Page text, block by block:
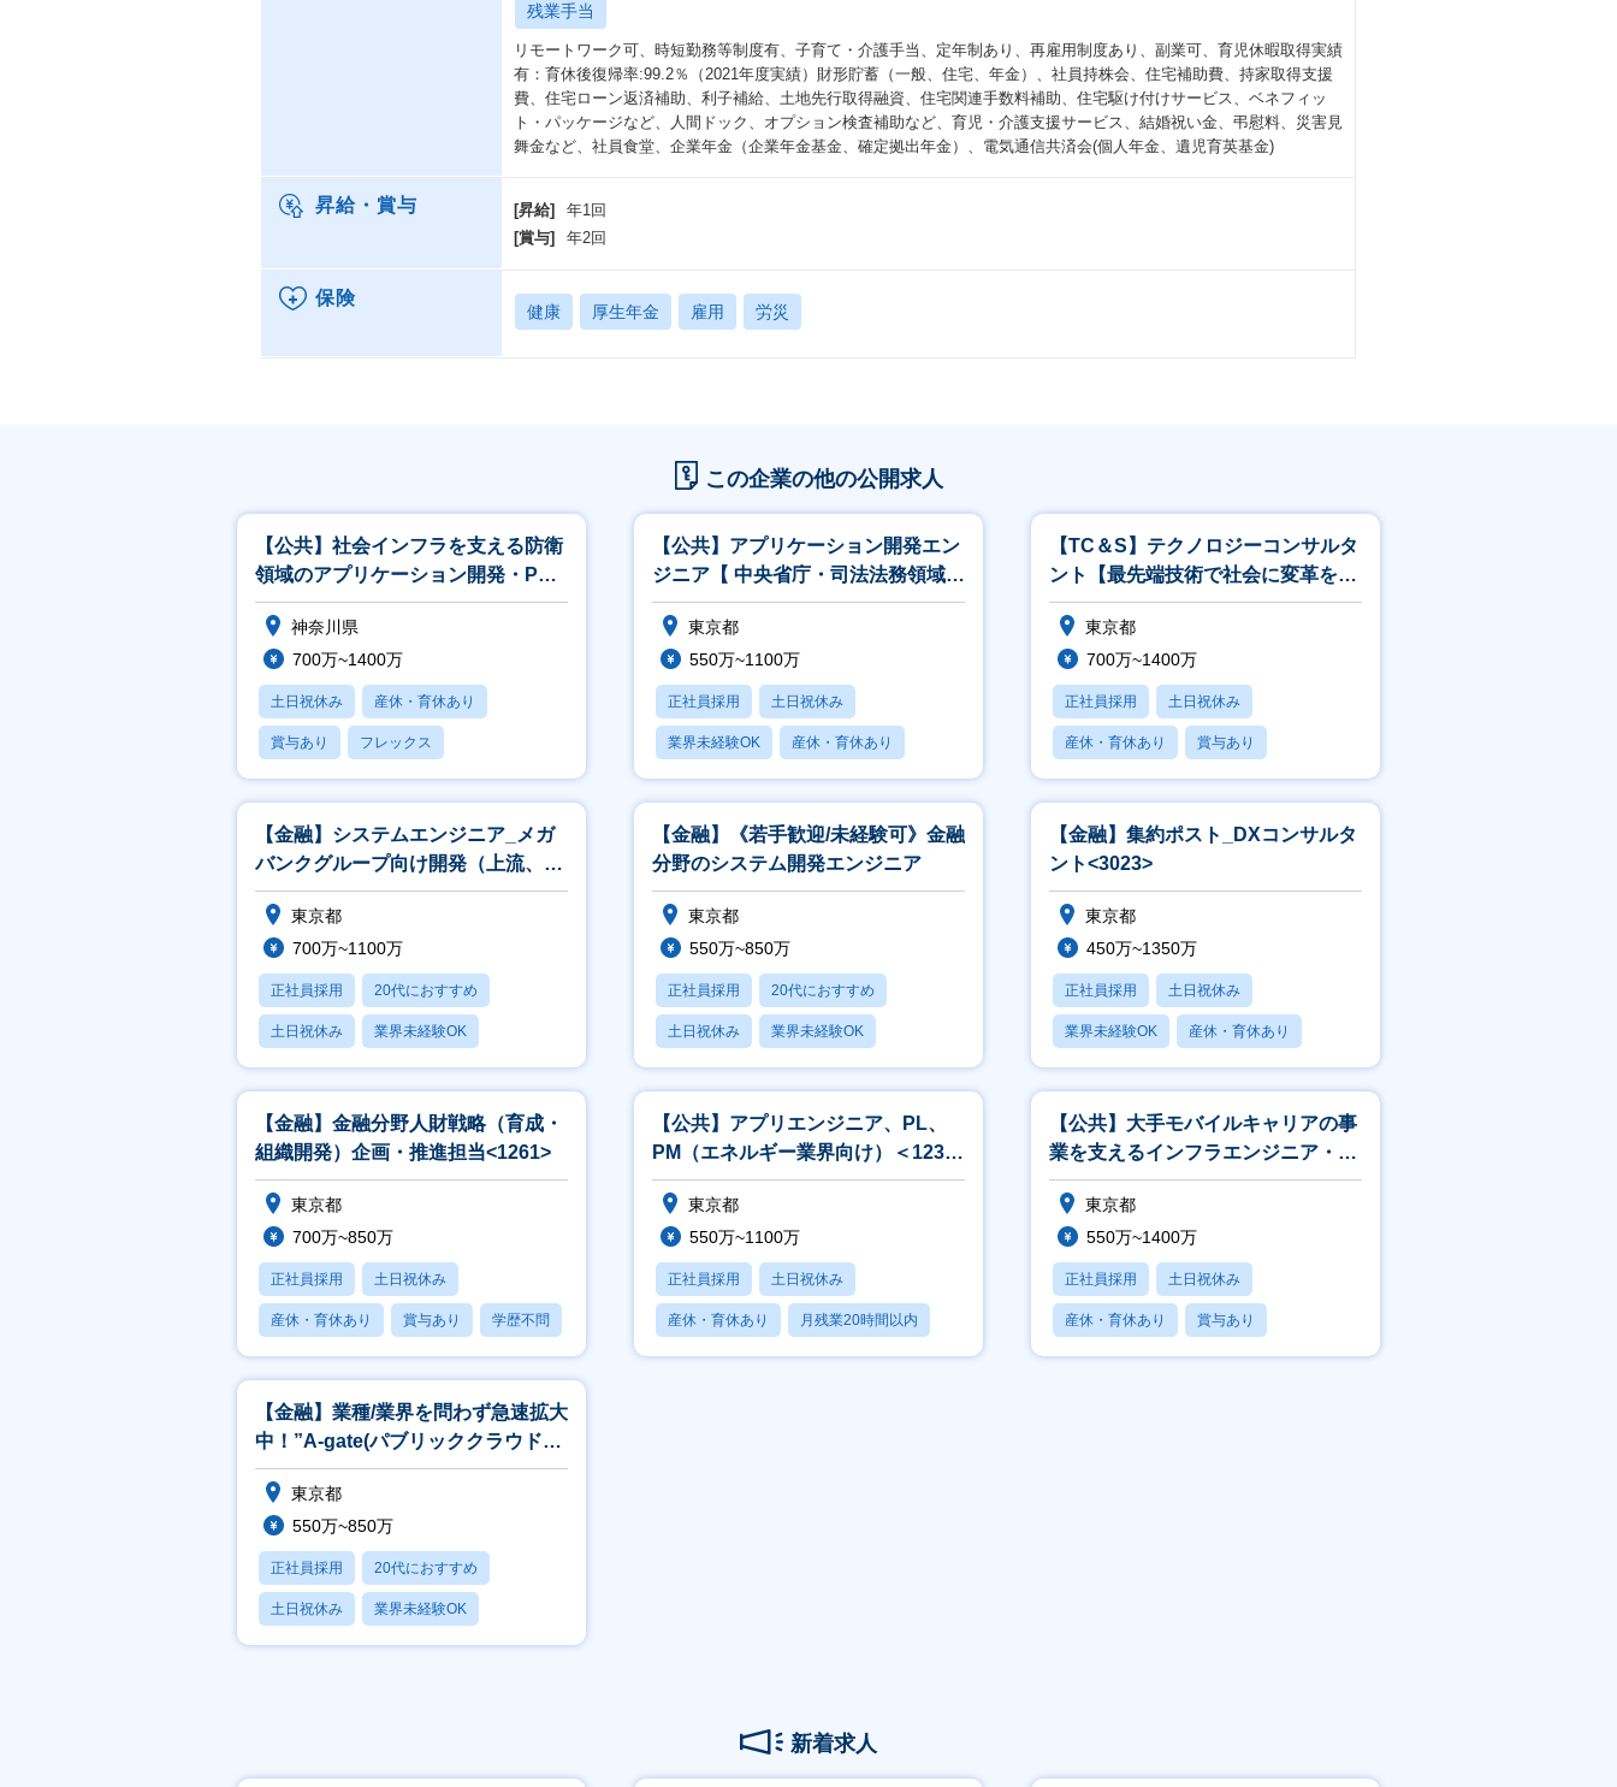
残業手当
リモートワーク可、時短勤務等制度有、子育て・介護手当、定年制あり、再雇用制度あり、副業可、育児休暇取得実績
有：育休後復帰率:99.2％（2021年度実績）財形貯蓄（一般、住宅、年金）、社員持株会、住宅補助費、持家取得支援
費、住宅ローン返済補助、利子補給、土地先行取得融資、住宅関連手数料補助、住宅駆け付けサービス、ベネフィッ
ト・パッケージなど、人間ドック、オプション検査補助など、育児・介護支援サービス、結婚祝い金、弔慰料、災害見
舞金など、社員食堂、企業年金（企業年金基金、確定拠出年金）、電気通信共済会(個人年金、遺児育英基金)
昇給・賞与 [昇給]
年1回
[賞与]
年2回
保険
健康 厚生年金 雇用 労災
この企業の他の公開求人
【公共】社会インフラを支える防衛
領域のアプリケーション開発・PM
／PL候補<488>
神奈川県
700万~1400万
土日祝休み 産休・育休あり
賞与あり フレックス
社宅・住宅補助
【公共】アプリケーション開発エン
ジニア【 中央省庁・司法法務領域】
<564>
東京都
550万~1100万
正社員採用 土日祝休み
業界未経験OK 産休・育休あり
賞与あり
【TC＆S】テクノロジーコンサルタ
ント【最先端技術で社会に変革を起
こすITコンサル】<244>
東京都
700万~1400万
正社員採用 土日祝休み
産休・育休あり 賞与あり
フレックス
【金融】システムエンジニア_メガ
バンクグループ向け開発（上流、開
発リーダ）担当
東京都
700万~1100万
正社員採用 20代におすすめ
土日祝休み 業界未経験OK
産休・育休あり
【金融】《若手歓迎/未経験可》金融
分野のシステム開発エンジニア
東京都
550万~850万
正社員採用 20代におすすめ
土日祝休み 業界未経験OK
産休・育休あり
【金融】集約ポスト_DXコンサルタ
ント<3023>
東京都
450万~1350万
正社員採用 土日祝休み
業界未経験OK 産休・育休あり
賞与あり
【金融】金融分野人財戦略（育成・
組織開発）企画・推進担当<1261>
東京都
700万~850万
正社員採用 土日祝休み
産休・育休あり 賞与あり 学歴不問
【公共】アプリエンジニア、PL、
PM（エネルギー業界向け）＜1238
＞
東京都
550万~1100万
正社員採用 土日祝休み
産休・育休あり 月残業20時間以内
賞与あり
【公共】大手モバイルキャリアの事
業を支えるインフラエンジニア・イ
ンフラアーキテクト<188>
東京都
550万~1400万
正社員採用 土日祝休み
産休・育休あり 賞与あり
フレックス
【金融】業種/業界を問わず急速拡大
中！”A-gate(パブリッククラウド活
用ソリューション)”の企画
東京都
550万~850万
正社員採用 20代におすすめ
土日祝休み 業界未経験OK
産休・育休あり
新着求人